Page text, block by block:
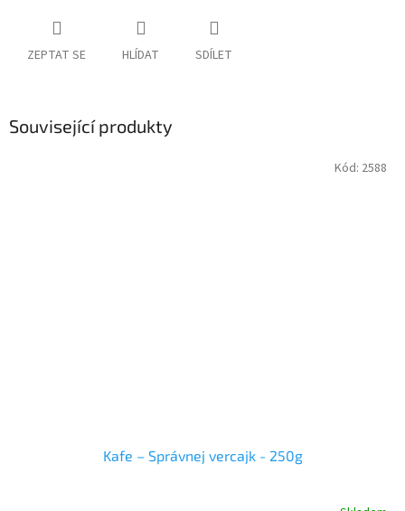
ZEPTAT SE HLÍDAT SDÍLET
Související produkty
Kafe – Správnej vercajk - 250g
Kód: 2588